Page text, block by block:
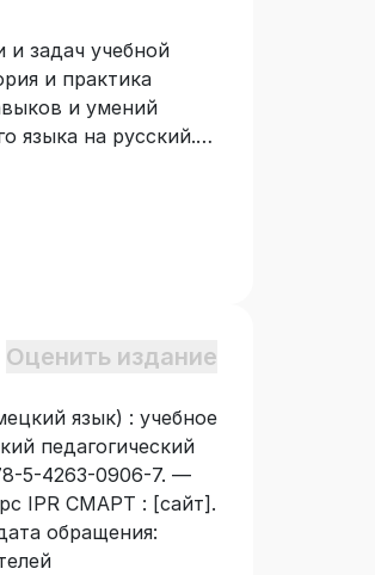
и задач учебной
и практика
и умений
языка на русский.
Оценить издание
язык) : учебное
педагогический
5-4263-0906-7. —
IPR СМАРТ : [сайт].
обращения: